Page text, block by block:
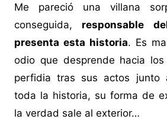
Me pareció una villana
conseguida, responsable
presenta esta historia. Es
odio que desprende hacia
perfidia tras sus actos junto
toda la historia, su forma de
la verdad sale al exterior…